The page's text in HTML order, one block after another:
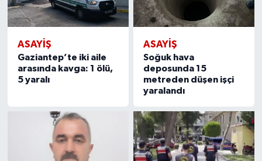
ASAYİŞ
Gaziantep’te iki aile
arasında kavga: 1 ölü,
5 yaralı
ASAYİŞ
Soğuk hava
deposunda 15
metreden düşen işçi
yaralandı